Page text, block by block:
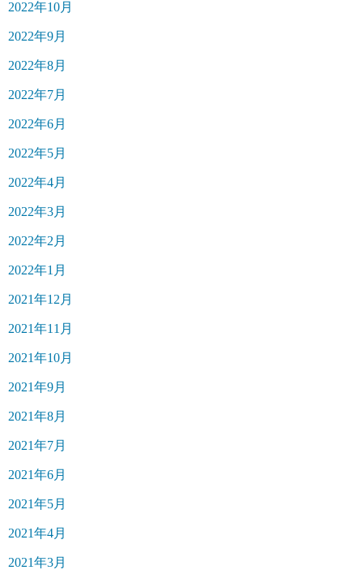
2022年10月
2022年9月
2022年8月
2022年7月
2022年6月
2022年5月
2022年4月
2022年3月
2022年2月
2022年1月
2021年12月
2021年11月
2021年10月
2021年9月
2021年8月
2021年7月
2021年6月
2021年5月
2021年4月
2021年3月